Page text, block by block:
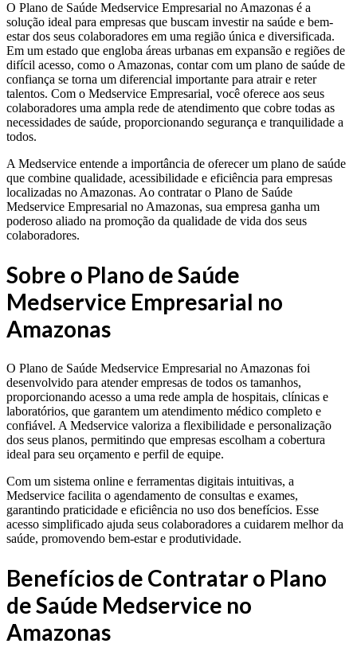
O Plano de Saúde Medservice Empresarial no Amazonas é a
solução ideal para empresas que buscam investir na saúde e bem-
estar dos seus colaboradores em uma região única e diversificada.
Em um estado que engloba áreas urbanas em expansão e regiões de
difícil acesso, como o Amazonas, contar com um plano de saúde de
confiança se torna um diferencial importante para atrair e reter
talentos. Com o Medservice Empresarial, você oferece aos seus
colaboradores uma ampla rede de atendimento que cobre todas as
necessidades de saúde, proporcionando segurança e tranquilidade a
todos.
A Medservice entende a importância de oferecer um plano de saúde
que combine qualidade, acessibilidade e eficiência para empresas
localizadas no Amazonas. Ao contratar o Plano de Saúde
Medservice Empresarial no Amazonas, sua empresa ganha um
poderoso aliado na promoção da qualidade de vida dos seus
colaboradores.
Sobre o Plano de Saúde
Medservice Empresarial no
Amazonas
O Plano de Saúde Medservice Empresarial no Amazonas foi
desenvolvido para atender empresas de todos os tamanhos,
proporcionando acesso a uma rede ampla de hospitais, clínicas e
laboratórios, que garantem um atendimento médico completo e
confiável. A Medservice valoriza a flexibilidade e personalização
dos seus planos, permitindo que empresas escolham a cobertura
ideal para seu orçamento e perfil de equipe.
Com um sistema online e ferramentas digitais intuitivas, a
Medservice facilita o agendamento de consultas e exames,
garantindo praticidade e eficiência no uso dos benefícios. Esse
acesso simplificado ajuda seus colaboradores a cuidarem melhor da
saúde, promovendo bem-estar e produtividade.
Benefícios de Contratar o Plano
de Saúde Medservice no
Amazonas